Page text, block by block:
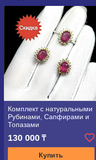
Комплект с натуральными
Рубинами, Сапфирами и
Топазами
130 000 ₸
Купить